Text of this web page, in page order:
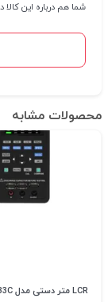
شما هم درباره این
محصولات مشابه
LCR متر دستی مدل Hantek1833C